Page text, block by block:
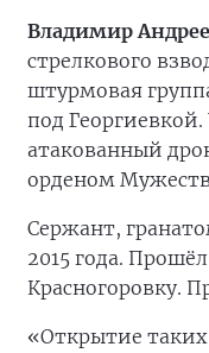
Владимир
стрелкового
штурмовая
под
атакованный
орденом
Сержант,
2015 года.
Красногоровку.
«Открытие